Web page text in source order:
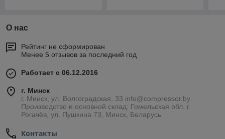
О нас
Рейтинг не сформирован
Менее 5 отзывов за последний год
Работает с 06.12.2016
г. Минск
г. Минск, ул. Волгоградская, 33 info@compressor.by
Производство и основной склад: Гомельская обл. г.
Рогачёв, ул. Пушкина 73, Минск, Беларусь
Контакты